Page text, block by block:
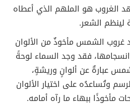
الغروب هو الملهم الذي أعطاه
لينظم الشعر.
الشمس مأخوذٌ من الألوان
فقد وجد السماء لوحةً
عبارةٌ عن ألوانٍ وريشةٍ،
وتُساعدُه على اختيار الألوان
مأخوذًا ببهاء ما رآه أمامه.